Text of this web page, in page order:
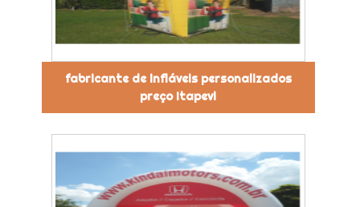
fabricante de infláveis personalizados
preço Itapevi